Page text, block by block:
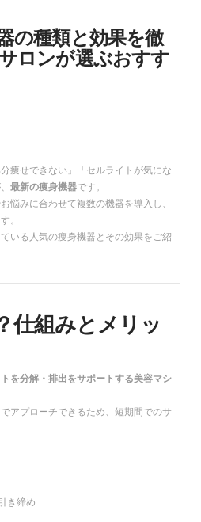
の種類と効果を徹
ロンが選ぶおすす
痩せできない」「セルライトが気にな
最新の痩身機器です。
悩みに合わせて複数の機器を導入し、
。
いる人気の痩身機器とその効果をご紹
仕組みとメリッ
を分解・排出をサポートする美容マシ
アプローチできるため、短期間でのサ
き締め